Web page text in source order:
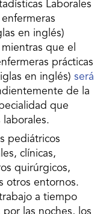
Laborales
en inglés)
que el
prácticas
en inglés) será
de la
que
pediátricos
clínicas,
quirúrgicos,
otros entornos.
a tiempo